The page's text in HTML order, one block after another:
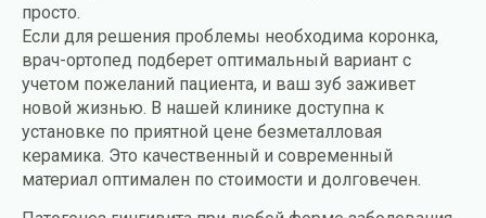
просто.
Если для решения проблемы необходима коронка,
врач-ортопед подберет оптимальный вариант с
учетом пожеланий пациента, и ваш зуб заживет
новой жизнью. В нашей клинике доступна к
установке по приятной цене безметалловая
керамика. Это качественный и современный
материал оптимален по стоимости и долговечен.